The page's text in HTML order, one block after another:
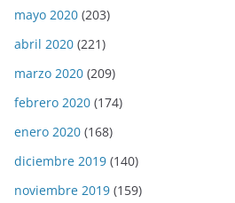
mayo 2020 (203)
abril 2020 (221)
marzo 2020 (209)
febrero 2020 (174)
enero 2020 (168)
diciembre 2019 (140)
noviembre 2019 (159)